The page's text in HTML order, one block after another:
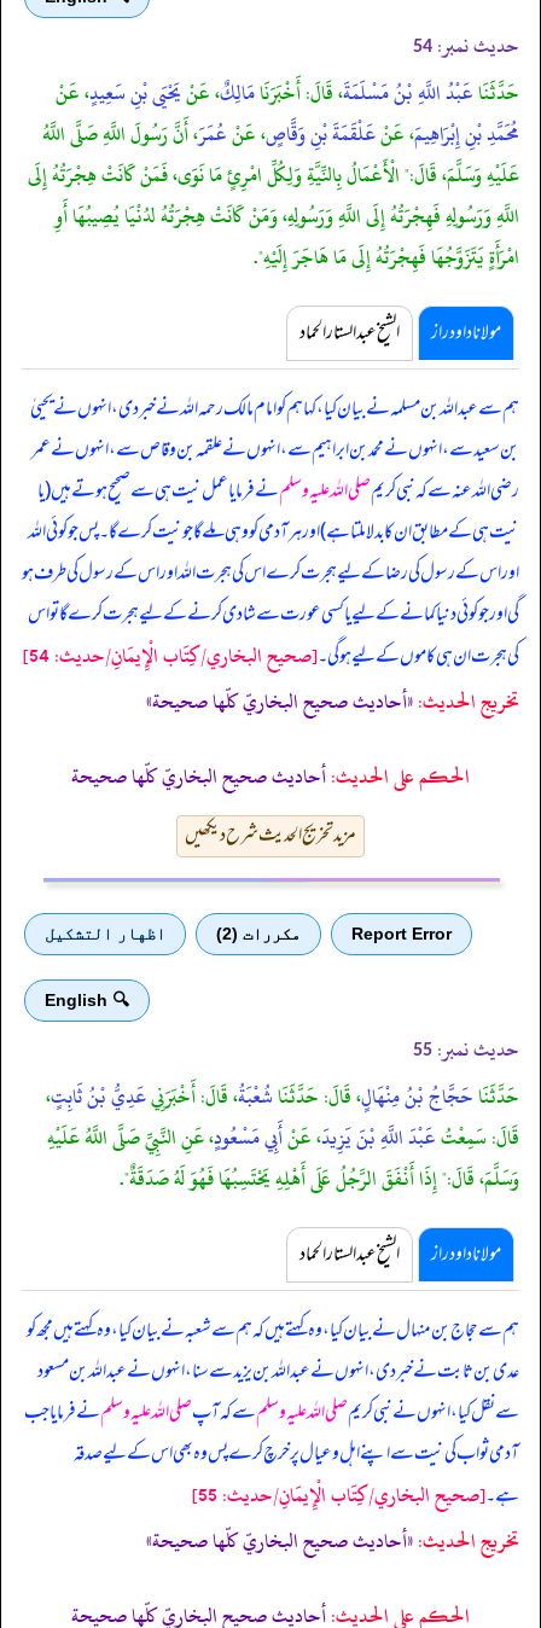
حدیث نمبر: 54
حَدَّثَنَاعَبْدُ اللَّهِ بْنُ مَسْلَمَةَ، قَالَ: أَخْبَرَنَامَالِكٌ، عَنْيَحْيَى بْنِ سَعِيدٍ، عَنْ
مُحَمَّدِ بْنِ إِبْرَاهِيمَ، عَنْعَلْقَمَةَ بْنِ وَقَّاصٍ، عَنْعُمَرَ، أَنَّ رَسُولَ اللَّهِ صَلَّى اللَّهُ
عَلَيْهِ وَسَلَّمَ، قَالَ:" الْأَعْمَالُ بِالنِّيَّةِ وَلِكُلِّ امْرِئٍ مَا نَوَى، فَمَنْ كَانَتْ هِجْرَتُهُ إِلَى
اللَّهِ وَرَسُولِهِ فَهِجْرَتُهُ إِلَى اللَّهِ وَرَسُولِهِ، وَمَنْ كَانَتْ هِجْرَتُهُ لدُنْيَا يُصِيبُهَا أَوِ
امْرَأَةٍ يَتَزَوَّجُهَا فَهِجْرَتُهُ إِلَى مَا هَاجَرَ إِلَيْهِ".
مولانا داود راز الشیخ عبدالستار الحماد
ہم سے عبداللہ بن مسلمہ نے بیان کیا، کہا ہم کو امام مالک رحمہ اللہ نے خبر دی، انہوں نے یحییٰ
بن سعید سے، انہوں نے محمد بن ابراہیم سے، انہوں نے علقمہ بن وقاص سے، انہوں نے عمر
رضی اللہ عنہ سے کہنبی کریمصلی اللہ علیہ وسلمنے فرمایا عمل نیت ہی سے صحیح ہوتے ہیں (یا
نیت ہی کے مطابق ان کا بدلا ملتا ہے) اور ہر آدمی کو وہی ملے گا جو نیت کرے گا۔ پس جو کوئی اللہ
اور اس کے رسول کی رضا کے لیے ہجرت کرے اس کی ہجرت اللہ اور اس کے رسول کی طرف ہو
گی اور جو کوئی دنیا کمانے کے لیے یا کسی عورت سے شادی کرنے کے لیے ہجرت کرے گا تو اس
کی ہجرت ان ہی کاموں کے لیے ہو گی۔[صحيح البخاري/كِتَاب الْإِيمَانِ/حدیث: 54]
تخریج الحدیث:«أحاديث صحيح البخاريّ كلّها صحيحة»
الحكم على الحديث:أحاديث صحيح البخاريّ كلّها صحيحة
مزید تخریج الحدیث شرح دیکھیں
Report Error مكررات (2) اظهار التشكيل
🔍 English
حدیث نمبر: 55
حَدَّثَنَاحَجَّاجُ بْنُ مِنْهَالٍ، قَالَ: حَدَّثَنَاشُعْبَةُ، قَالَ: أَخْبَرَنِيعَدِيُّ بْنُ ثَابِتٍ،
قَالَ: سَمِعْتُعَبْدَ اللَّهِ بْنَ يَزِيدَ، عَنْأَبِي مَسْعُودٍ، عَنِ النَّبِيِّ صَلَّى اللَّهُ عَلَيْهِ
وَسَلَّمَ، قَالَ:" إِذَا أَنْفَقَ الرَّجُلُ عَلَى أَهْلِهِ يَحْتَسِبُهَا فَهُوَ لَهُ صَدَقَةٌ".
مولانا داود راز الشیخ عبدالستار الحماد
ہم سے حجاج بن منہال نے بیان کیا، وہ کہتے ہیں کہ ہم سے شعبہ نے بیان کیا، وہ کہتے ہیں مجھ کو
عدی بن ثابت نے خبر دی، انہوں نے عبداللہ بن یزید سے سنا، انہوں نے عبداللہ بن مسعود
سے نقل کیا،انہوں نے نبی کریمصلی اللہ علیہ وسلمسے کہ آپصلی اللہ علیہ وسلمنے فرمایا جب
آدمی ثواب کی نیت سے اپنے اہل و عیال پر خرچ کرے پس وہ بھی اس کے لیے صدقہ
ہے۔[صحيح البخاري/كِتَاب الْإِيمَانِ/حدیث: 55]
تخریج الحدیث:«أحاديث صحيح البخاريّ كلّها صحيحة»
الحكم على الحديث:أحاديث صحيح البخاريّ كلّها صحيحة